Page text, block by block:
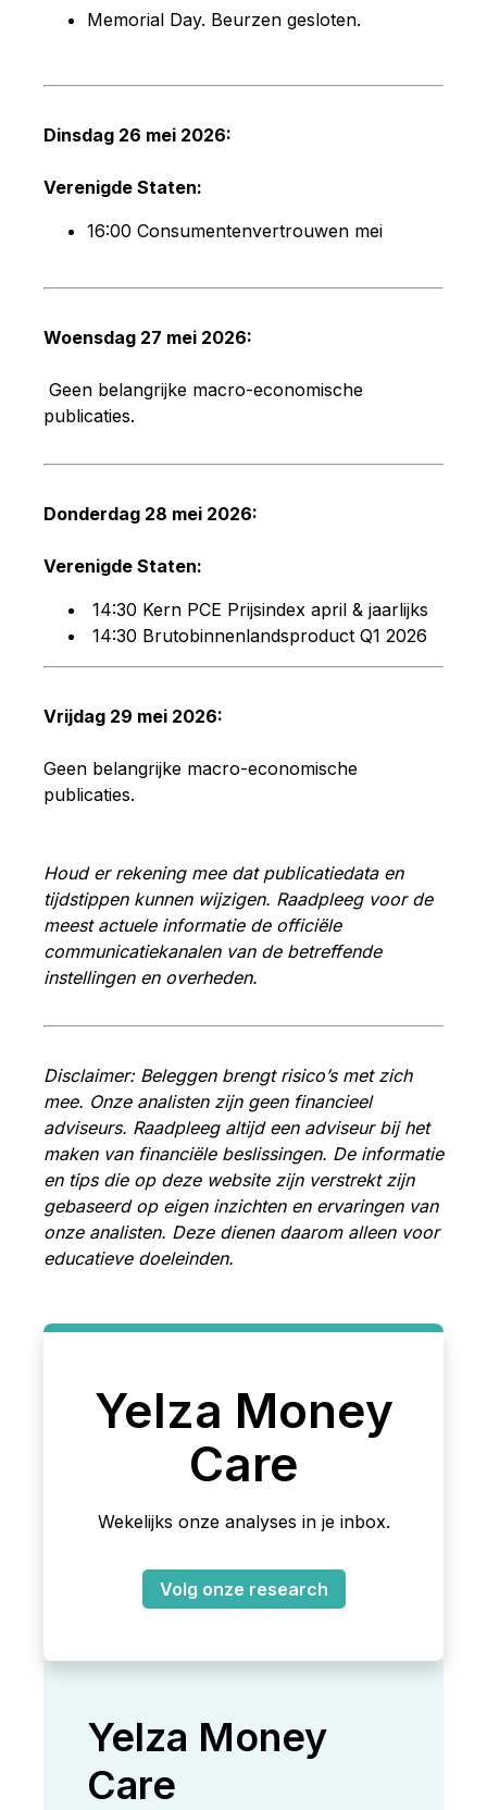
Memorial Day. Beurzen gesloten.
Dinsdag 26 mei 2026:
Verenigde Staten:
16:00 Consumentenvertrouwen mei
Woensdag 27 mei 2026:
Geen belangrijke macro-economische
publicaties.
Donderdag 28 mei 2026:
Verenigde Staten:
14:30 Kern PCE Prijsindex april & jaarlijks
14:30 Brutobinnenlandsproduct Q1 2026
Vrijdag 29 mei 2026:
Geen belangrijke macro-economische
publicaties.
Houd er rekening mee dat publicatiedata en
tijdstippen kunnen wijzigen. Raadpleeg voor de
meest actuele informatie de officiële
communicatiekanalen van de betreffende
instellingen en overheden.
Disclaimer: Beleggen brengt risico’s met zich
mee. Onze analisten zijn geen financieel
adviseurs. Raadpleeg altijd een adviseur bij het
maken van financiële beslissingen. De informatie
en tips die op deze website zijn verstrekt zijn
gebaseerd op eigen inzichten en ervaringen van
onze analisten. Deze dienen daarom alleen voor
educatieve doeleinden.
Yelza Money
Care
Wekelijks onze analyses in je inbox.
Volg onze research
Yelza Money
Care